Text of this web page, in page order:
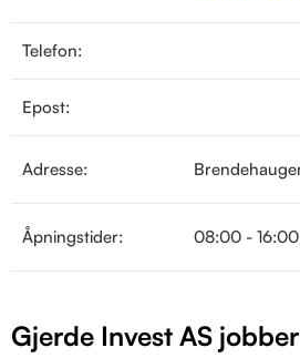
Telefon:
Epost:
Adresse:
Åpningstider: 08:00 - 16:00
Gjerde Invest AS